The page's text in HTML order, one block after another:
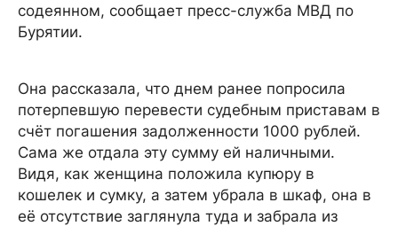
содеянном, сообщает пресс-служба МВД по
Бурятии.
Она рассказала, что днем ранее попросила
потерпевшую перевести судебным приставам в
счёт погашения задолженности 1000 рублей.
Сама же отдала эту сумму ей наличными.
Видя, как женщина положила купюру в
кошелек и сумку, а затем убрала в шкаф, она в
её отсутствие заглянула туда и забрала из